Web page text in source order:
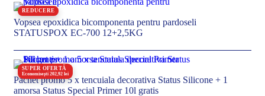
REDUCERE
Vopsea epoxidica bicomponenta pentru pardoseli
STATUSPOX EC-700 12+2,5KG
SUPER OFERTĂ
Economisești 202,92 lei
Pachet promo 5 x tencuiala decorativa Status Silicone + 1
amorsa Status Special Primer 10l gratis